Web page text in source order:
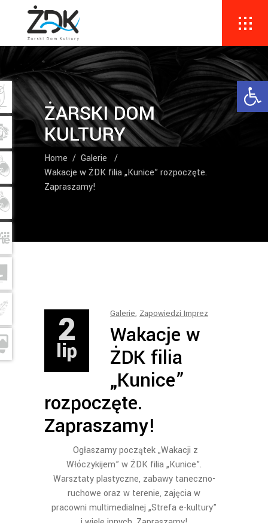
ŻARSKI DOM
KULTURY
Home / Galerie
/
Wakacje w ŻDK filia „Kunice” rozpoczęte.
Zapraszamy!
2
lip
Galerie, Zapowiedzi Imprez
Wakacje w
ŻDK filia
„Kunice”
rozpoczęte.
Zapraszamy!
Ogłaszamy początek „Wakacji z
Włóczykijem” w ŻDK filia „Kunice”.
Warsztaty plastyczne, zabawy taneczno-
ruchowe oraz w terenie, zajęcia w
pracowni multimedialnej „Strefa e-kultury”